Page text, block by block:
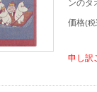
ンのタ
価格(税
申し訳